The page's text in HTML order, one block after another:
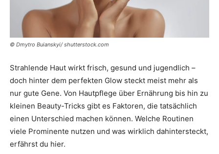
© Dmytro Buianskyi/ shutterstock.com
Strahlende Haut wirkt frisch, gesund und jugendlich –
doch hinter dem perfekten Glow steckt meist mehr als
nur gute Gene. Von Hautpflege über Ernährung bis hin zu
kleinen Beauty-Tricks gibt es Faktoren, die tatsächlich
einen Unterschied machen können. Welche Routinen
viele Prominente nutzen und was wirklich dahintersteckt,
erfährst du hier.